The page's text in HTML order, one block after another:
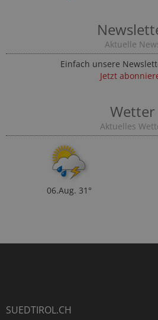
Aktuelle
Einfach unsere
Jetzt
Wetter
Aktuelles
06.Aug. 31°
SUEDTIROL.CH